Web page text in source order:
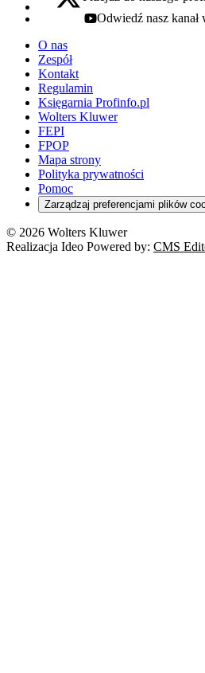
x - otwiera się w nowej karcie
youtube - otwiera się w nowej
Odwiedź nasz
O nas
Zespół
Kontakt
Regulamin
Księgarnia Profinfo.pl
Wolters Kluwer
FEPI
FPOP
Mapa strony
Polityka prywatności
Pomoc
Zarządzaj preferencjami plików
© 2026 Wolters Kluwer
Realizacja Ideo Powered by: CMS